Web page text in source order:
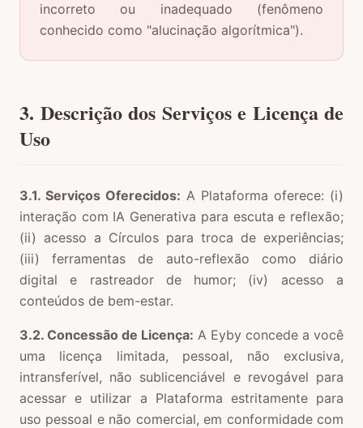
incorreto ou inadequado (fenômeno
conhecido como "alucinação algorítmica").
3. Descrição dos Serviços e Licença de
Uso
3.1. Serviços Oferecidos: A Plataforma oferece: (i)
interação com IA Generativa para escuta e reflexão;
(ii) acesso a Círculos para troca de experiências;
(iii) ferramentas de auto-reflexão como diário
digital e rastreador de humor; (iv) acesso a
conteúdos de bem-estar.
3.2. Concessão de Licença: A Eyby concede a você
uma licença limitada, pessoal, não exclusiva,
intransferível, não sublicenciável e revogável para
acessar e utilizar a Plataforma estritamente para
uso pessoal e não comercial, em conformidade com